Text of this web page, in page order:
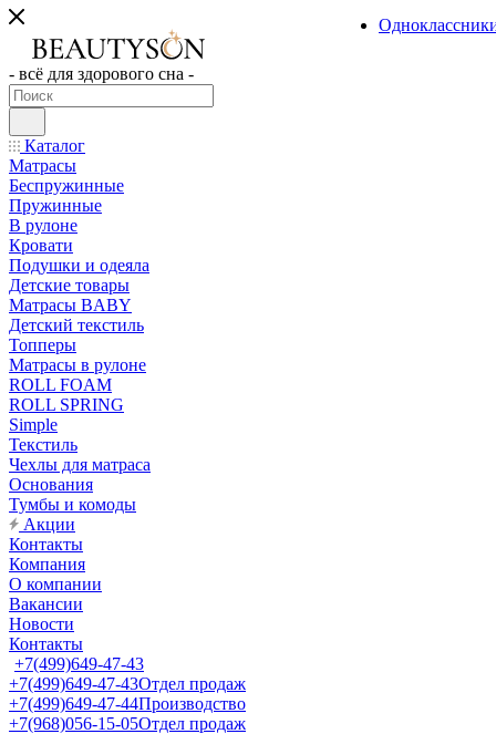
- всё для здорового сна -
Каталог
Матрасы
Беспружинные
Пружинные
В рулоне
Кровати
Подушки и одеяла
Детские товары
Матрасы BABY
Детский текстиль
Топперы
Матрасы в рулоне
ROLL FOAM
ROLL SPRING
Simple
Текстиль
Чехлы для матраса
Основания
Тумбы и комоды
Акции
Контакты
Компания
О компании
Вакансии
Новости
Контакты
+7(499)649-47-43
+7(499)649-47-43Отдел продаж
+7(499)649-47-44Производство
+7(968)056-15-05Отдел продаж